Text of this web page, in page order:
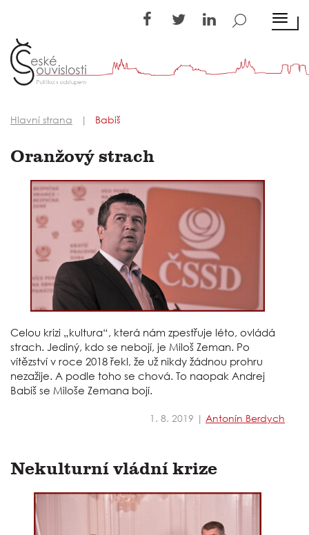
Hlavní strana Babiš
Oranžový strach
Celou krizi „kultura“, která nám zpestřuje léto, ovládá
strach. Jediný, kdo se nebojí, je Miloš Zeman. Po
vítězství v roce 2018 řekl, že už nikdy žádnou prohru
nezažije. A podle toho se chová. To naopak Andrej
Babiš se Miloše Zemana bojí.
1. 8. 2019 | Antonín Berdych
Nekulturní vládní krize